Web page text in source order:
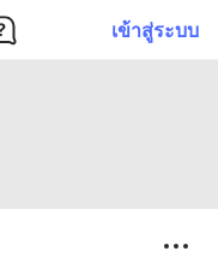
เข้าสู่ระบบ